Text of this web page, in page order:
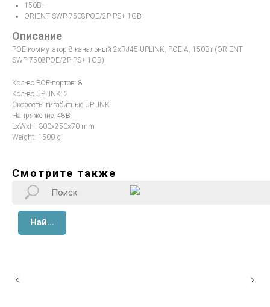
Найти
150Вт
ORIENT SWP-7508POE/2P PS+ 1GB
Описание
POE-коммутатор 8-канальный 2xRJ45 UPLINK, POE-A, 150Вт (ORIENT
SWP-7508POE/2P PS+ 1GB)
Кол-во POE-портов: 8
Кол-во UPLINK: 2
Скорость: гигабитные UPLINK
Напряжение: 48В
LxWxH: 300x250x70 mm
Weight: 1500 g
Смотрите также